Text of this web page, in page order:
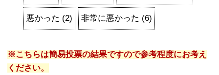
悪かった (2) 非常に悪かった (6)
※こちらは簡易投票の結果ですので参考程度にお考え
ください。